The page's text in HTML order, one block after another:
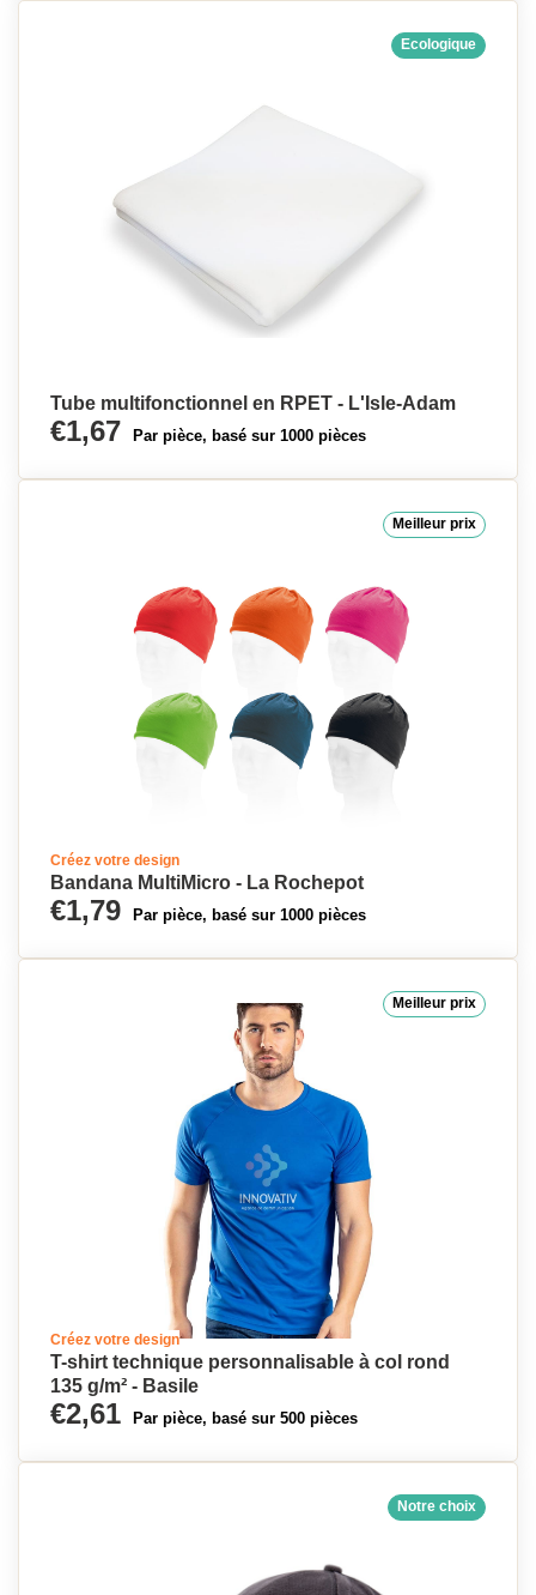
Ecologique
Tube multifonctionnel en RPET - L'Isle-Adam
€1,67 Par pièce, basé sur 1000 pièces
Meilleur prix
Créez votre design
Bandana MultiMicro - La Rochepot
€1,79 Par pièce, basé sur 1000 pièces
Meilleur prix
Créez votre design
T-shirt technique personnalisable à col rond
135 g/m² - Basile
€2,61 Par pièce, basé sur 500 pièces
Notre choix